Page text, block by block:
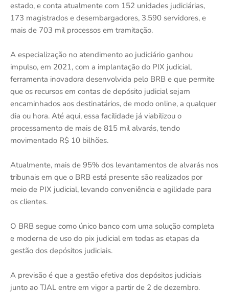
estado, e conta atualmente com 152 unidades judiciárias,
173 magistrados e desembargadores, 3.590 servidores, e
mais de 703 mil processos em tramitação.
A especialização no atendimento ao judiciário ganhou
impulso, em 2021, com a implantação do PIX judicial,
ferramenta inovadora desenvolvida pelo BRB e que permite
que os recursos em contas de depósito judicial sejam
encaminhados aos destinatários, de modo online, a qualquer
dia ou hora. Até aqui, essa facilidade já viabilizou o
processamento de mais de 815 mil alvarás, tendo
movimentado R$ 10 bilhões.
Atualmente, mais de 95% dos levantamentos de alvarás nos
tribunais em que o BRB está presente são realizados por
meio de PIX judicial, levando conveniência e agilidade para
os clientes.
O BRB segue como único banco com uma solução completa
e moderna de uso do pix judicial em todas as etapas da
gestão dos depósitos judiciais.
A previsão é que a gestão efetiva dos depósitos judiciais
junto ao TJAL entre em vigor a partir de 2 de dezembro.